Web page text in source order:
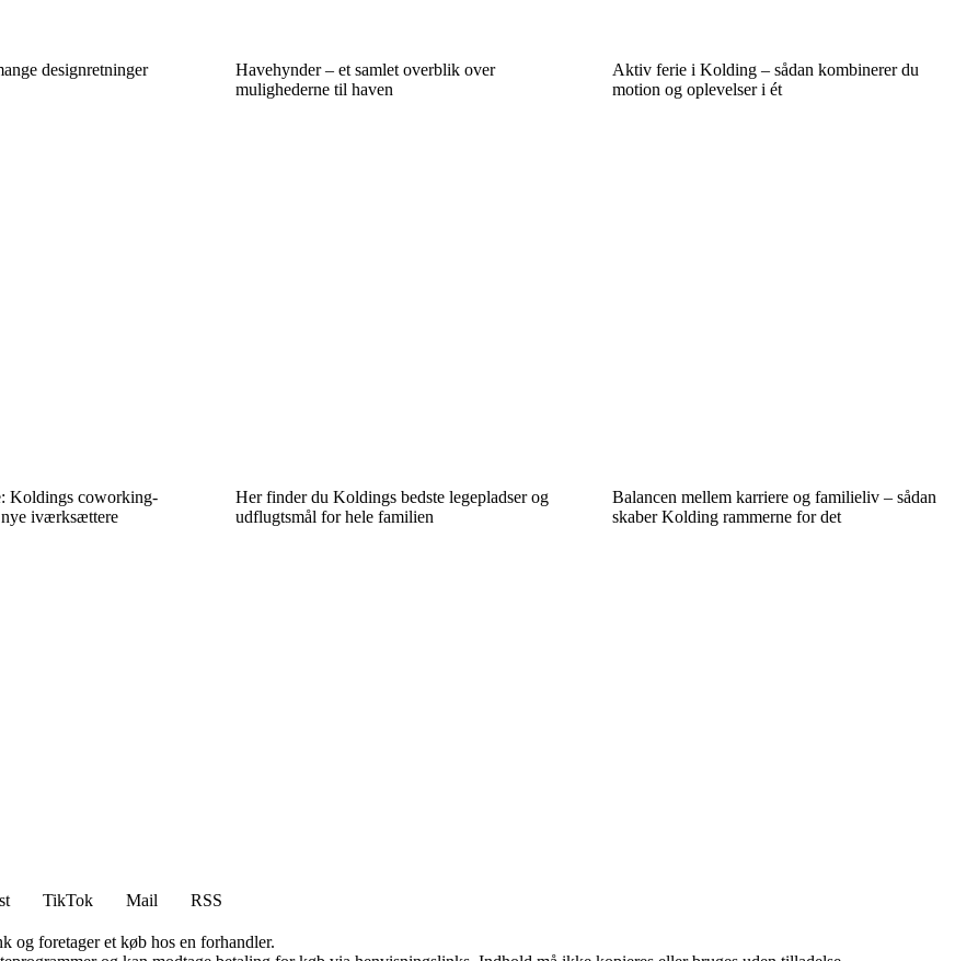
designretninger
Havehynder – et samlet overblik over
mulighederne til haven
Aktiv ferie i Kolding – sådan kombinerer du
motion og oplevelser i ét
Koldings coworking-
iværksættere
Her finder du Koldings bedste legepladser og
udflugtsmål for hele familien
Balancen mellem karriere og familieliv – sådan
skaber Kolding rammerne for det
TikTok Mail
RSS
foretager et køb hos en forhandler.